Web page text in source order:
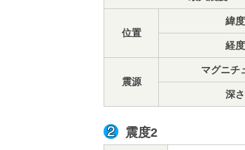
位置
緯度
経度
震源
マグニチ
深さ
震度2